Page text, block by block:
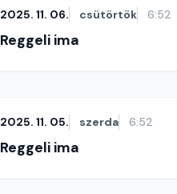
2025. 11. 06. csütörtök 6:52
Reggeli ima
2025. 11. 05. szerda 6:52
Reggeli ima